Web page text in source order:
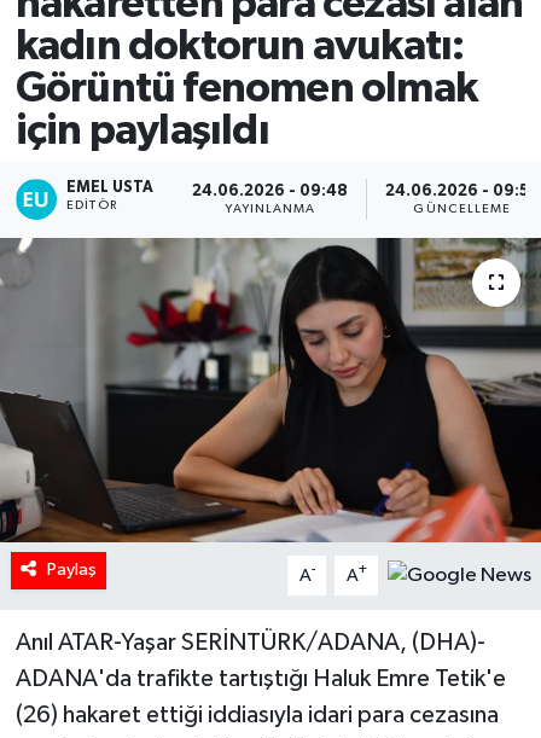
kadın doktorun avukatı:
Görüntü fenomen olmak
için paylaşıldı
EMEL USTA
EDITÖR
24.06.2026 - 09:48
YAYINLANMA
24.06.2026 - 09:55
GÜNCELLEME
Paylaş A- A+
Anıl ATAR-Yaşar SERİNTÜRK/ADANA, (DHA)-
ADANA'da trafikte tartıştığı Haluk Emre Tetik'e
(26) hakaret ettiği iddiasıyla idari para cezasına